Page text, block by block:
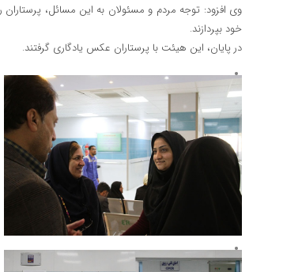
وی افزود: توجه مردم و مسئولان به این مسائل،
خود بپردازند.
در پایان، این هیئت با پرستاران عکس یادگاری گرفتند.